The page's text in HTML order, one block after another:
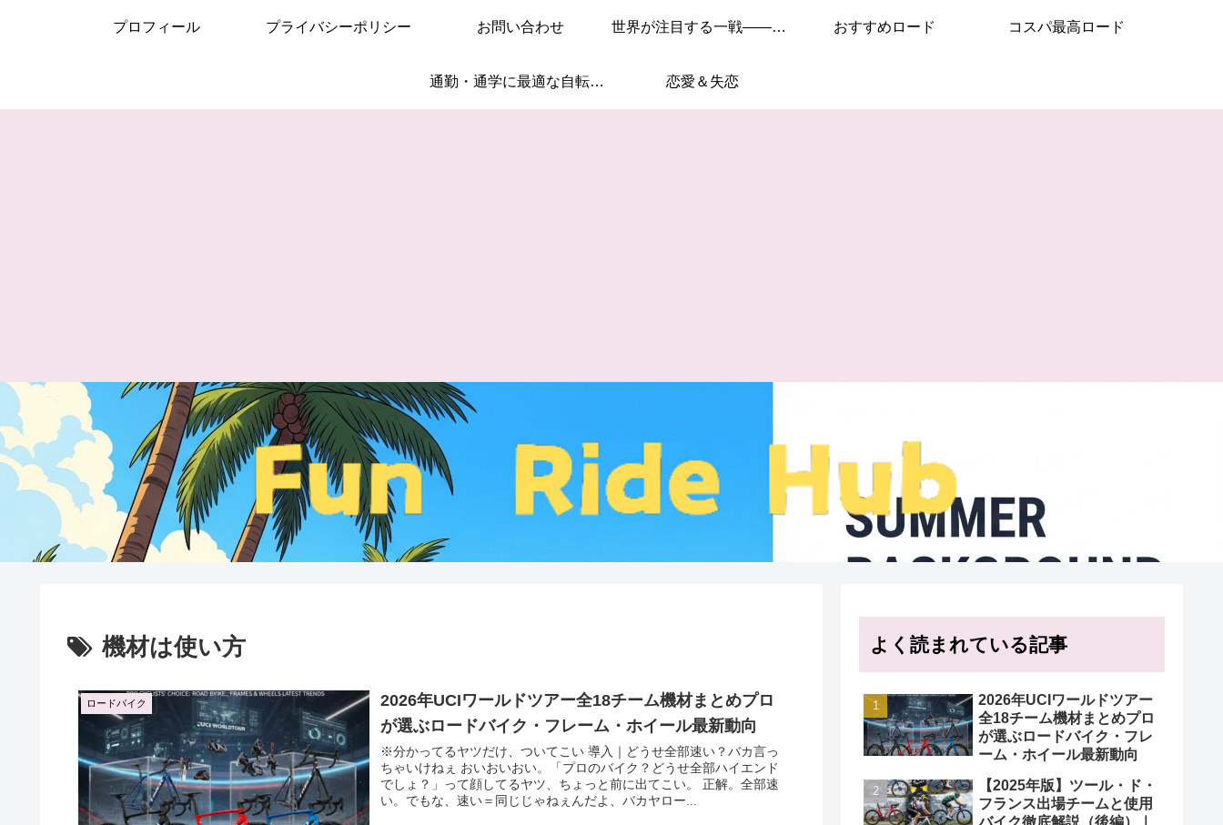
プロフィール プライバシーポリシー お問い合わせ 世界が注目する一戦——このレースを見逃すな！ おすすめロード コスパ最高ロード
通勤・通学に最適な自転車はこれ！ 恋愛＆失恋
機材は使い方
ロードバイク
2026年UCIワールドツアー全18チーム機材まとめプロ
が選ぶロードバイク・フレーム・ホイール最新動向
※分かってるヤツだけ、ついてこい 導入｜どうせ全部速い？バカ言っ
ちゃいけねぇ おいおいおい。「プロのバイク？どうせ全部ハイエンド
でしょ？」って顔してるヤツ、ちょっと前に出てこい。 正解。全部速
い。でもな、速い＝同じじゃねぇんだよ、バカヤロー...
よく読まれている記事
2026年UCIワールドツアー
全18チーム機材まとめプロ
が選ぶロードバイク・フレ
ーム・ホイール最新動向
【2025年版】ツール・ド・
フランス出場チームと使用
バイク徹底解説（後編）｜